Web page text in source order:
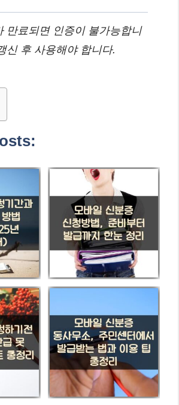
만료되면 인증이 불가능합니
신 후 사용해야 합니다.